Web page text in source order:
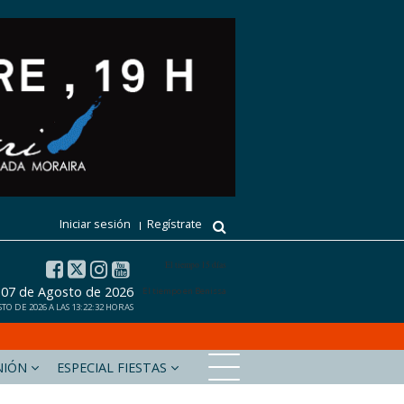
Iniciar sesión Regístrate
El tiempo 15 días
El tiempo en Benissa
de Agosto de 2026
DE 2026 A LAS 13:22:32 HORAS
xabiaaldia.com Marinabaixadigital.com
ESPECIAL FIESTAS